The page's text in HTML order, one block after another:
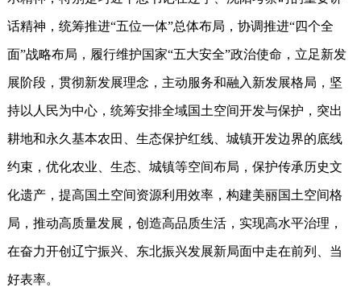
话精神，统筹推进“五位一体”总体布局，协调推进“四个全
面”战略布局，履行维护国家“五大安全”政治使命，立足新发
展阶段，贯彻新发展理念，主动服务和融入新发展格局，坚
持以人民为中心，统筹安排全域国土空间开发与保护，突出
耕地和永久基本农田、生态保护红线、城镇开发边界的底线
约束，优化农业、生态、城镇等空间布局，保护传承历史文
化遗产，提高国土空间资源利用效率，构建美丽国土空间格
局，推动高质量发展，创造高品质生活，实现高水平治理，
在奋力开创辽宁振兴、东北振兴发展新局面中走在前列、当
好表率。